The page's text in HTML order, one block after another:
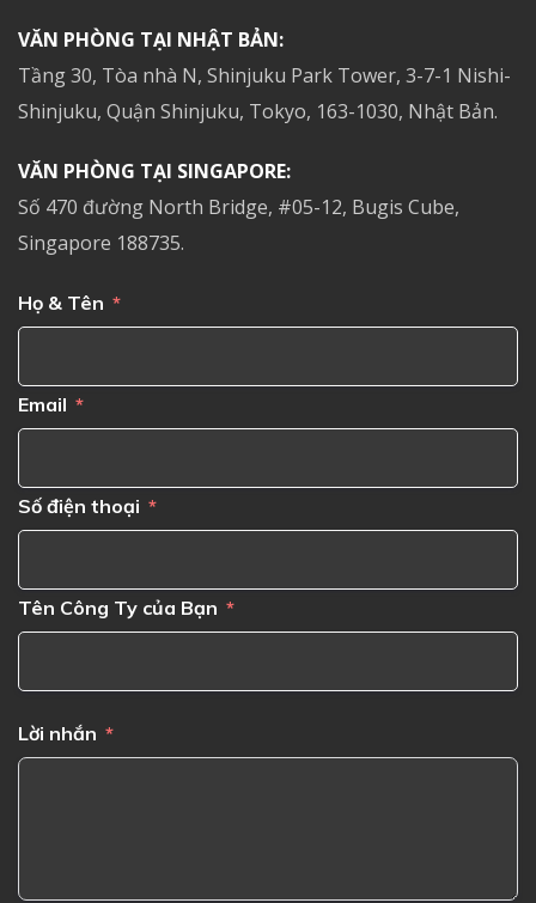
VĂN PHÒNG TẠI NHẬT BẢN:
Tầng 30, Tòa nhà N, Shinjuku Park Tower, 3-7-1 Nishi-
Shinjuku, Quận Shinjuku, Tokyo, 163-1030, Nhật Bản.
VĂN PHÒNG TẠI SINGAPORE:
Số 470 đường North Bridge, #05-12, Bugis Cube,
Singapore 188735.
Họ & Tên
Email
Số điện thoại
Tên Công Ty của Bạn
Lời nhắn